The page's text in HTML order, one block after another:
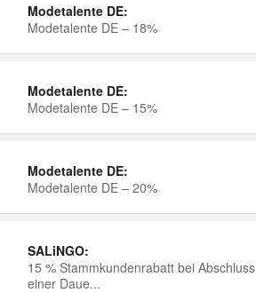
Modetalente DE:
Modetalente DE – 18%
Modetalente DE:
Modetalente DE – 15%
Modetalente DE:
Modetalente DE – 20%
SALiNGO:
15 % Stammkundenrabatt bei Abschluss
einer Daue...